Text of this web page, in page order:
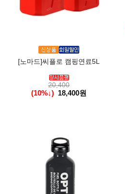
[노마드]씨플로 캠핑연료5L
20,400
(10%↓) 18,400원